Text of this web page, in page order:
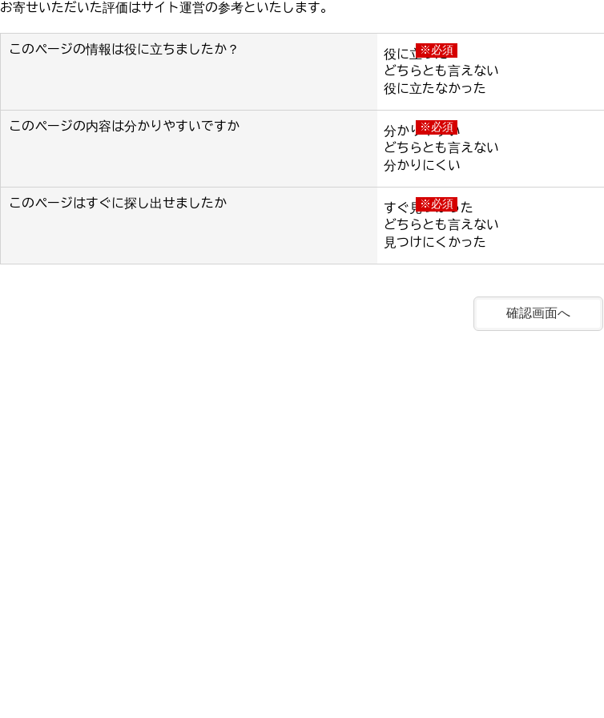
お寄せいただいた評価はサイト運営の参考といたします。
このページの情報は役に立ちましたか？ ※必須
役に立った
どちらとも言えない
役に立たなかった
このページの内容は分かりやすいですか ※必須
分かりやすい
どちらとも言えない
分かりにくい
このページはすぐに探し出せましたか ※必須
すぐ見つかった
どちらとも言えない
見つけにくかった